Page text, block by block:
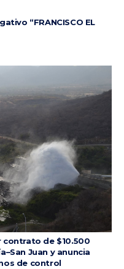
“FRANCISCO EL
de $10.500
Juan y anuncia
de control